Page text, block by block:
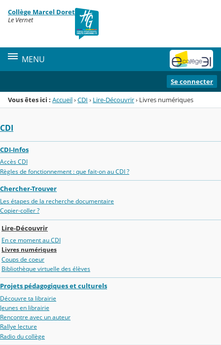
Menu de la rubrique
Contenu
Collège Marcel Doret
Le Vernet
MENU
Se connecter
Vous êtes ici : Accueil›CDI › Lire-Découvrir› Livres numériques
CDI
CDI-Infos
Accès CDI
Règles de fonctionnement : que fait-on au CDI ?
Chercher-Trouver
Les étapes de la recherche documentaire
Copier-coller ?
Lire-Découvrir
En ce moment au CDI
Livres numériques
Coups de coeur
Bibliothèque virtuelle des élèves
Projets pédagogiques et culturels
Découvre ta librairie
Jeunes en librairie
Rencontre avec un auteur
Rallye lecture
Radio du collège